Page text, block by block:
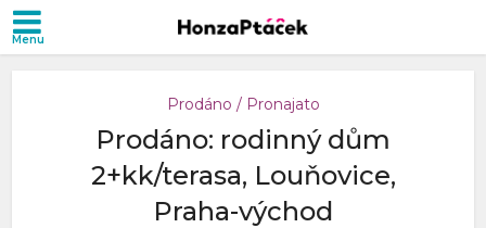
Prodáno / Pronajato
Prodáno: rodinný dům
2+kk/terasa, Louňovice,
Praha-východ